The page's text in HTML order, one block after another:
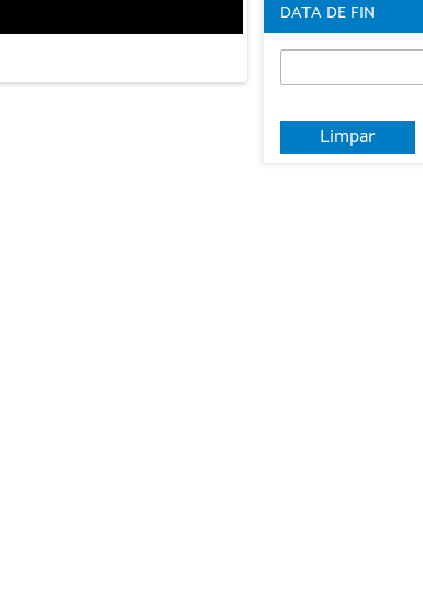
DATA DE FIN
de